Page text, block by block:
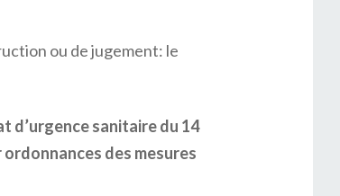
ou de jugement: le
d’urgence sanitaire du 14
des mesures